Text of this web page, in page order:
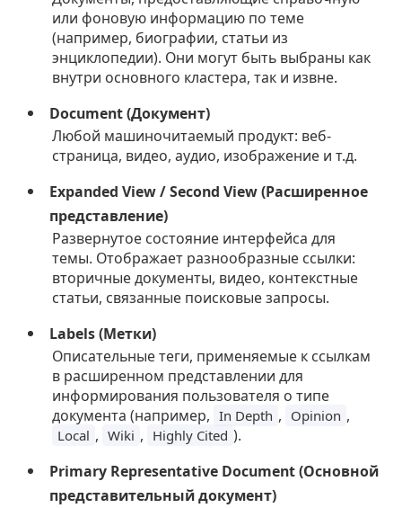
или фоновую информацию по теме
(например, биографии, статьи из
энциклопедии). Они могут быть выбраны как
внутри основного кластера, так и извне.
Document (Документ)
Любой машиночитаемый продукт: веб-
страница, видео, аудио, изображение и т.д.
Expanded View / Second View (Расширенное
представление)
Развернутое состояние интерфейса для
темы. Отображает разнообразные ссылки:
вторичные документы, видео, контекстные
статьи, связанные поисковые запросы.
Labels (Метки)
Описательные теги, применяемые к ссылкам
в расширенном представлении для
информирования пользователя о типе
документа (например, In Depth , Opinion ,
Local , Wiki , Highly Cited ).
Primary Representative Document (Основной
представительный документ)